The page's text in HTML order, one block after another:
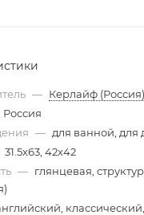
— Керлайф (Россия)
Россия
— для ванной, для
31.5x63, 42x42
— глянцевая,